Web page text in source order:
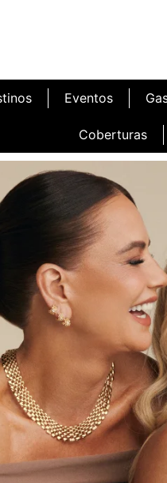
Eventos
Coberturas
Inauguração Illa Café